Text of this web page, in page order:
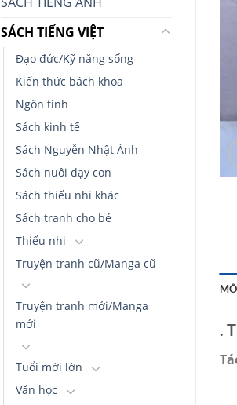
SÁCH TIẾNG VIỆT
Đạo đức/Kỹ năng sống
Kiến thức bách khoa
Ngôn tình
Sách kinh tế
Sách Nguyễn Nhật Ánh
Sách nuôi dạy con
Sách thiếu nhi khác
Sách tranh cho bé
Thiếu nhi
Truyện tranh cũ/Manga cũ
Truyện tranh mới/Manga
mới
Tuổi mới lớn
Văn học
.